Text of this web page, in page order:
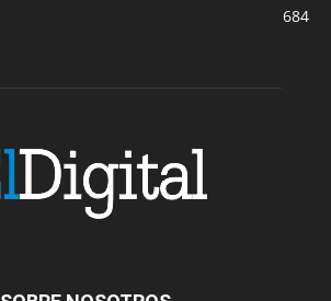
684